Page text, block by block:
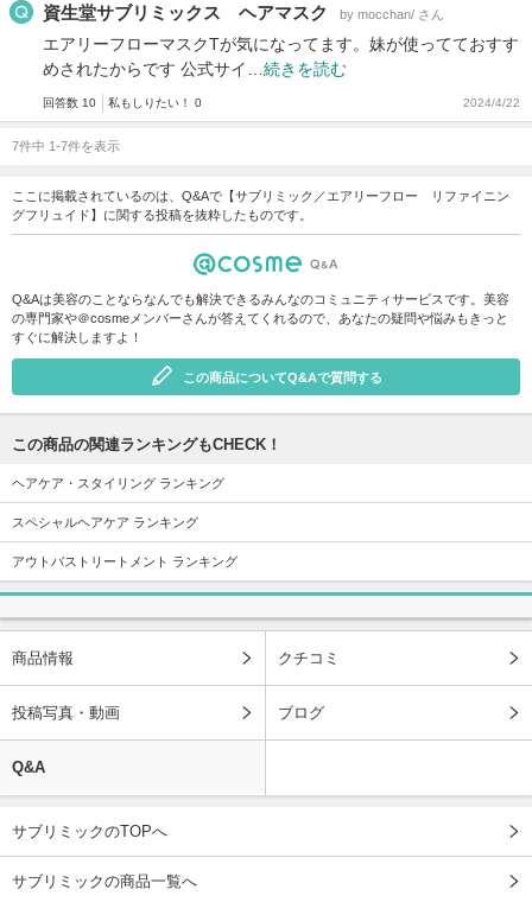
資生堂サブリミックス ヘアマスク by mocchan/ さん
エアリーフローマスクTが気になってます。妹が使ってておすす
めされたからです 公式サイ… 続きを読む
回答数 10 私もしりたい！ 0 2024/4/22
7件中 1-7件を表示
ここに掲載されているのは、Q&Aで【サブリミック／エアリーフロー リファイニン
グフリュイド】に関する投稿を抜粋したものです。
Q&Aは美容のことならなんでも解決できるみんなのコミュニティサービスです。美容
の専門家や＠cosmeメンバーさんが答えてくれるので、あなたの疑問や悩みもきっと
すぐに解決しますよ！
この商品についてQ&Aで質問する
この商品の関連ランキングもCHECK！
ヘアケア・スタイリング ランキング
スペシャルヘアケア ランキング
アウトバストリートメント ランキング
商品情報 クチコミ
投稿写真・動画 ブログ
Q&A
サブリミックのTOPへ
サブリミックの商品一覧へ